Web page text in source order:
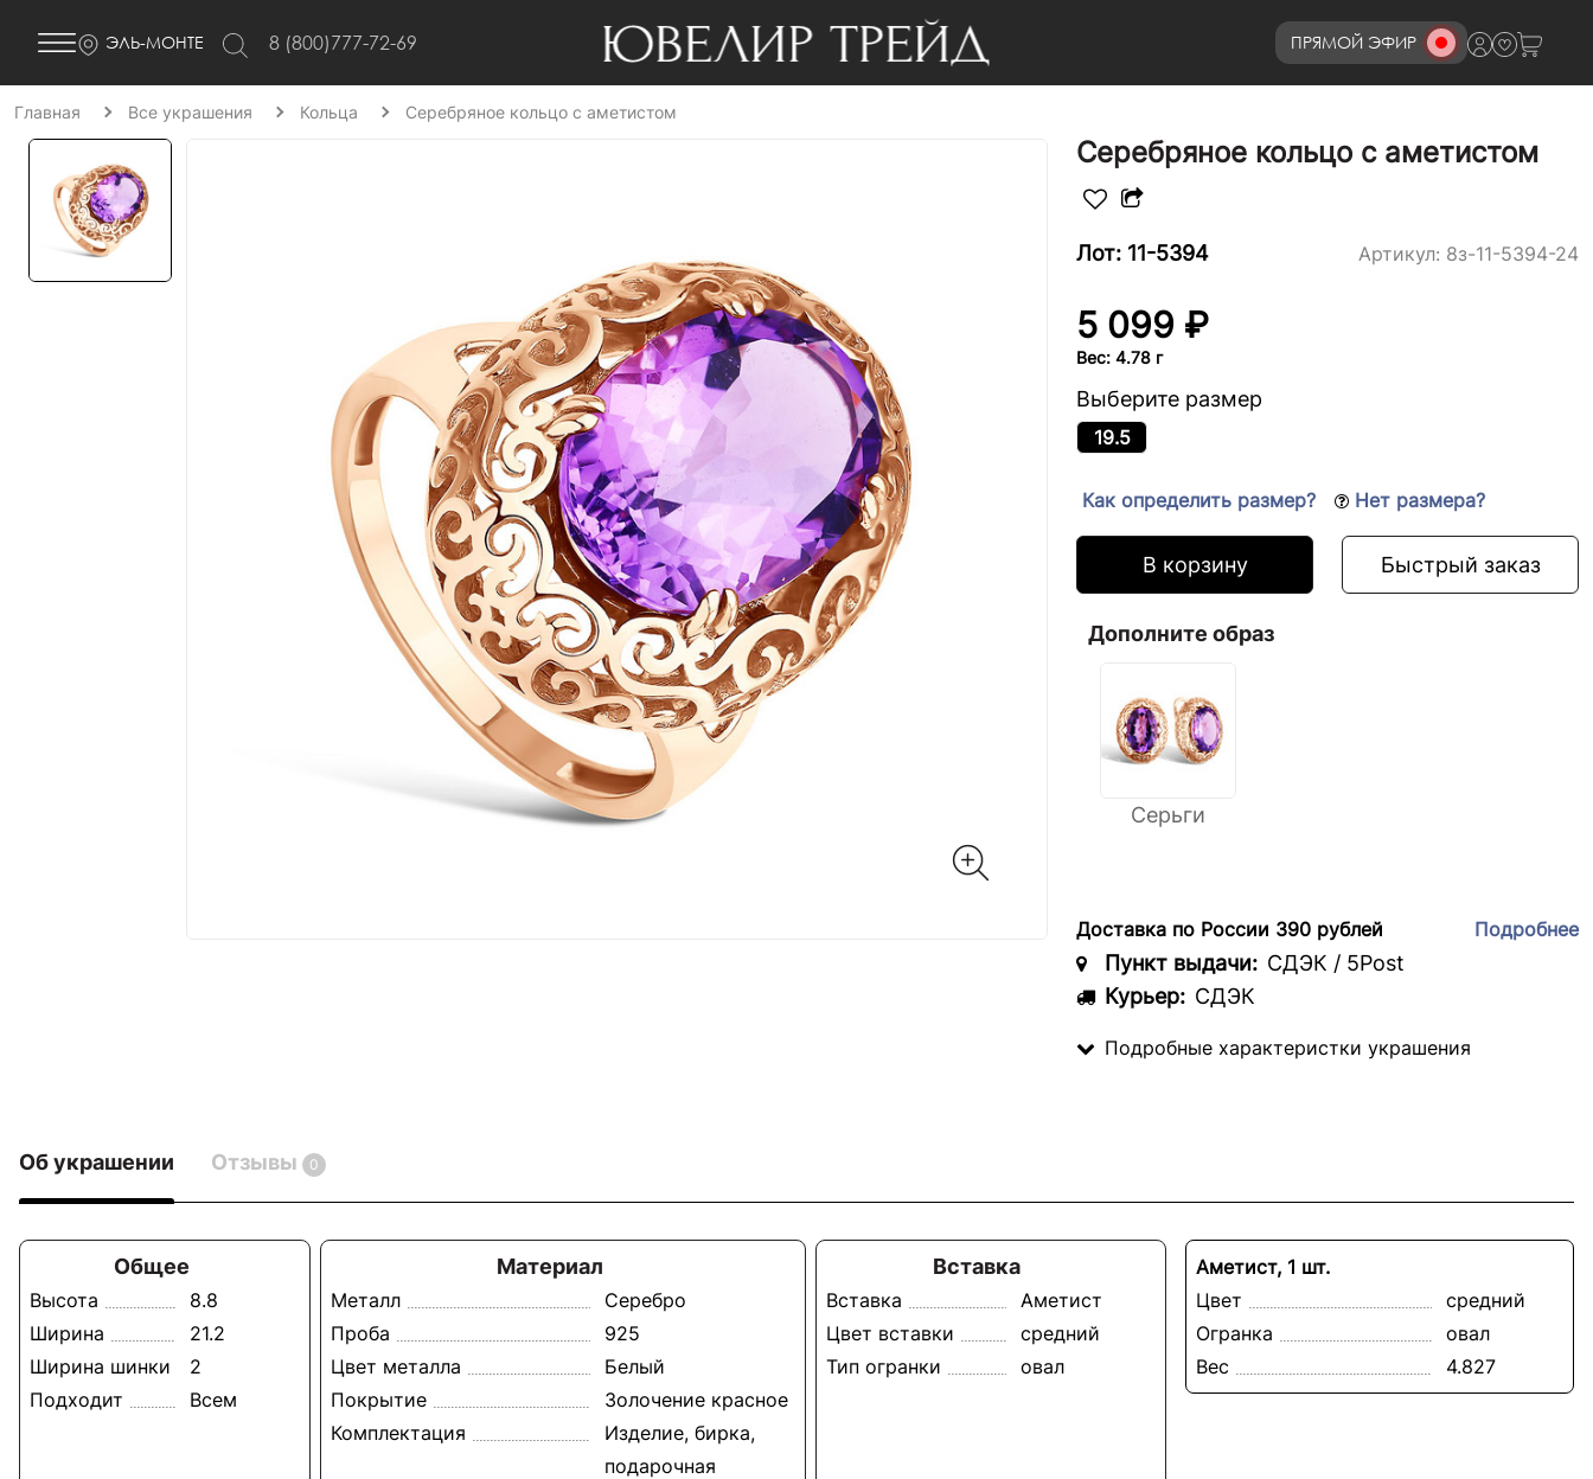
ЭЛЬ-МОНТЕ 8 (800)777-72-69 ПРЯМОЙ ЭФИР8 (800)777-72-69
Главная Все украшения Кольца Серебряное кольцо с аметистом
Серебряное кольцо с аметистом
Лот: 11-5394 Артикул: 8з-11-5394-24
5 099 ₽
Вес: 4.78 г
Выберите размер
19.5
Как определить размер? Нет размера?
В корзину Быстрый заказ
Дополните образ
Серьги
Доставка по России 390 рублей Подробнее
Пункт выдачи: СДЭК / 5Post
Курьер: СДЭК
Подробные характеристки украшения
Об украшении Отзывы 0
Общее
Высота
8.8
Ширина
21.2
Ширина шинки
2
Подходит
Всем
Материал
Металл
Серебро
Проба
925
Цвет металла
Белый
Покрытие
Золочение красное
Комплектация
Изделие, бирка,
подарочная
Вставка
Вставка
Аметист
Цвет вставки
средний
Тип огранки
овал
Аметист, 1 шт.
Цвет
средний
Огранка
овал
Вес
4.827